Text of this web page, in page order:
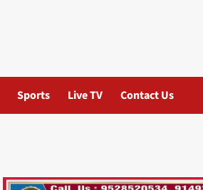
Sports Live TV Contact Us